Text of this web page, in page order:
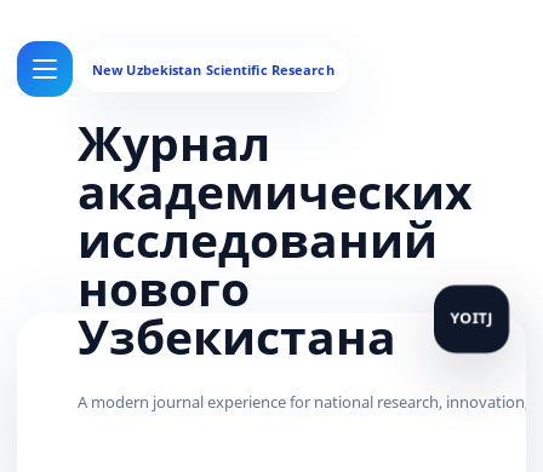
Журнал
академических
исследований
нового
Узбекистана